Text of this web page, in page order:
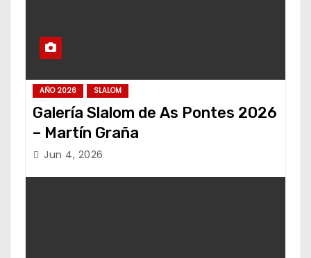
AÑO 2026 SLALOM
Galería Slalom de As Pontes 2026
– Martín Graña
Jun 4, 2026